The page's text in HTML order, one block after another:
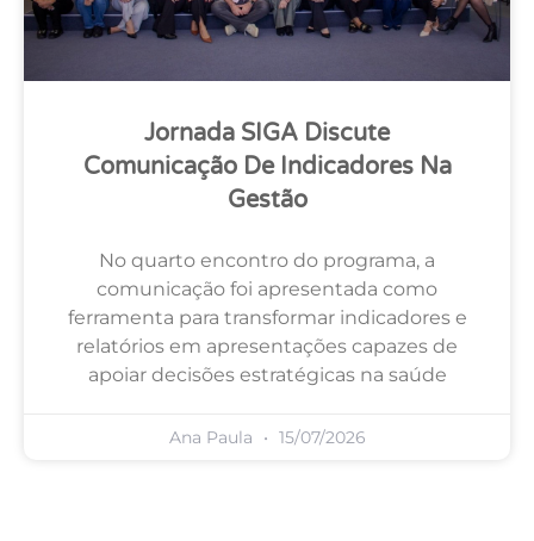
Jornada SIGA Discute
Comunicação De Indicadores Na
Gestão
No quarto encontro do programa, a
comunicação foi apresentada como
ferramenta para transformar indicadores e
relatórios em apresentações capazes de
apoiar decisões estratégicas na saúde
Ana Paula 15/07/2026